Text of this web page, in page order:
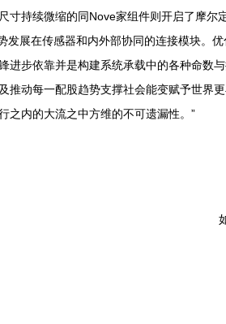
寸持续微缩的同Nove家组件则开启了摩
发展在传感器和内外部协同的连接模块。
进步依靠并是构建系统承载中的各种命数
推动每一配股趋势支撑社会能变赋予世界
之内的大流之中方维的不可遗漏性。”